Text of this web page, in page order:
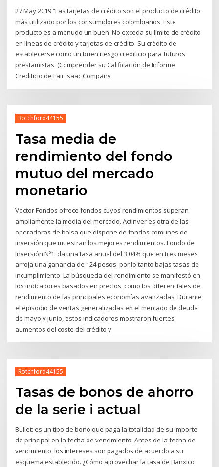
27 May 2019 “Las tarjetas de crédito son el producto de crédito
más utilizado por los consumidores colombianos. Este
producto es a menudo un buen No exceda su límite de crédito
en líneas de crédito y tarjetas de crédito: Su crédito de
establecerse como un buen riesgo crediticio para futuros
prestamistas. (Comprender su Calificación de Informe
Crediticio de Fair Isaac Company
Rotchford44155
Tasa media de
rendimiento del fondo
mutuo del mercado
monetario
Vector Fondos ofrece fondos cuyos rendimientos superan
ampliamente la media del mercado. Actinver es otra de las
operadoras de bolsa que dispone de fondos comunes de
inversión que muestran los mejores rendimientos. Fondo de
Inversión Nº1: da una tasa anual del 3.04% que en tres meses
arroja una ganancia de 124 pesos. por lo tanto bajas tasas de
incumplimiento. La búsqueda del rendimiento se manifestó en
los indicadores basados en precios, como los diferenciales de
rendimiento de las principales economías avanzadas. Durante
el episodio de ventas generalizadas en el mercado de deuda
de mayo y junio, estos indicadores mostraron fuertes
aumentos del coste del crédito y
Rotchford44155
Tasas de bonos de ahorro
de la serie i actual
Bullet: es un tipo de bono que paga la totalidad de su importe
de principal en la fecha de vencimiento. Antes de la fecha de
vencimiento, los intereses son pagados de acuerdo a su
esquema establecido. ¿Cómo aprovechar la tasa de Banxico